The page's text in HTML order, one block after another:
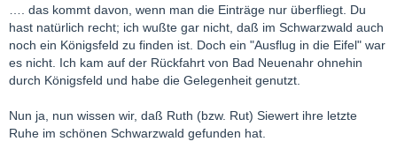
…. das kommt davon, wenn man die Einträge nur überfliegt. Du
hast natürlich recht; ich wußte gar nicht, daß im Schwarzwald auch
noch ein Königsfeld zu finden ist. Doch ein "Ausflug in die Eifel" war
es nicht. Ich kam auf der Rückfahrt von Bad Neuenahr ohnehin
durch Königsfeld und habe die Gelegenheit genutzt.
Nun ja, nun wissen wir, daß Ruth (bzw. Rut) Siewert ihre letzte
Ruhe im schönen Schwarzwald gefunden hat.